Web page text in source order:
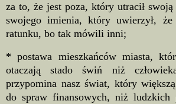
za to, że jest poza, który utracił swoją
swojego imienia, który uwierzył,
ratunku, bo tak mówili inni;
* postawa mieszkańców miasta,
otaczają stado świń niż
przypomina nasz świat, który
do spraw finansowych, niż ludzkich